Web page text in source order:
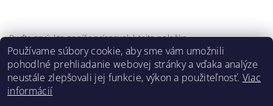
Buďte prvý, kto napíše príspevok k tejto položke.
Pridať komentár
Používame súbory cookie, aby sme vám umožnili
pohodlné prehliadanie webovej stránky a vďaka analýze
neustále zlepšovali jej funkcie, výkon a použiteľnosť. Viac
informácií